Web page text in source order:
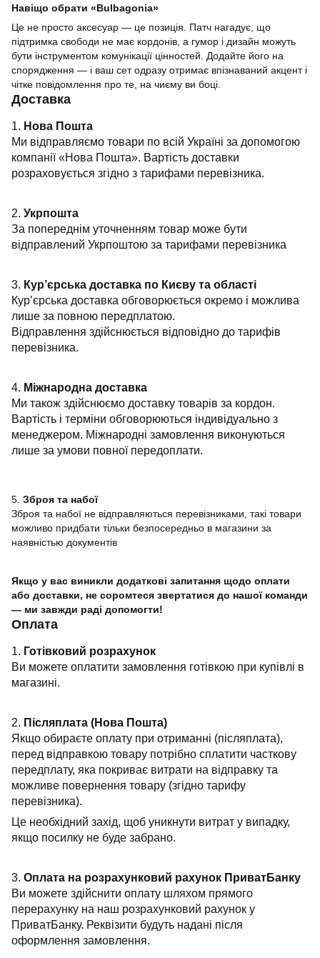
Навіщо обрати «Bulbagonia»
Це не просто аксесуар — це позиція. Патч нагадує, що
підтримка свободи не має кордонів, а гумор і дизайн можуть
бути інструментом комунікації цінностей. Додайте його на
спорядження — і ваш сет одразу отримає впізнаваний акцент і
чітке повідомлення про те, на чиєму ви боці.
Доставка
1. Нова Пошта
Ми відправляємо товари по всій Україні за допомогою
компанії «Нова Пошта». Вартість доставки
розраховується згідно з тарифами перевізника.
2. Укрпошта
За попереднім уточненням товар може бути
відправлений Укрпоштою за тарифами перевізника
3. Кур’єрська доставка по Києву та області
Кур’єрська доставка обговорюється окремо і можлива
лише за повною передплатою.
Відправлення здійснюється відповідно до тарифів
перевізника.
4. Міжнародна доставка
Ми також здійснюємо доставку товарів за кордон.
Вартість і терміни обговорюються індивідуально з
менеджером. Міжнародні замовлення виконуються
лише за умови повної передоплати.
5. Зброя та набої
Зброя та набої не відправляються перевізниками, такі товари
можливо придбати тільки безпосередньо в магазини за
наявністью документів
Якщо у вас виникли додаткові запитання щодо оплати
або доставки, не соромтеся звертатися до нашої команди
— ми завжди раді допомогти!
Оплата
1. Готівковий розрахунок
Ви можете оплатити замовлення готівкою при купівлі в
магазині.
2. Післяплата (Нова Пошта)
Якщо обираєте оплату при отриманні (післяплата),
перед відправкою товару потрібно сплатити часткову
передплату, яка покриває витрати на відправку та
можливе повернення товару (згідно тарифу
перевізника).
Це необхідний захід, щоб уникнути витрат у випадку,
якщо посилку не буде забрано.
3. Оплата на розрахунковий рахунок ПриватБанку
Ви можете здійснити оплату шляхом прямого
перерахунку на наш розрахунковий рахунок у
ПриватБанку. Реквізити будуть надані після
оформлення замовлення.